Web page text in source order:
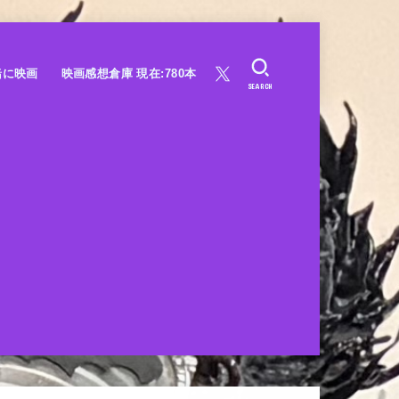
映画 映画感想倉庫 現在:780本
SEARCH